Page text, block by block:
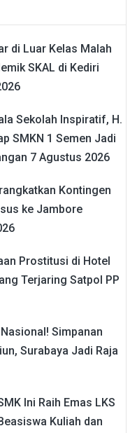
di Luar Kelas Malah
SKAL di Kediri
Sekolah Inspiratif, H.
SMKN 1 Semen Jadi
7 Agustus 2026
Kontingen
ke Jambore
Prostitusi di Hotel
Terjaring Satpol PP
Simpanan
Surabaya Jadi Raja
Ini Raih Emas LKS
Kuliah dan